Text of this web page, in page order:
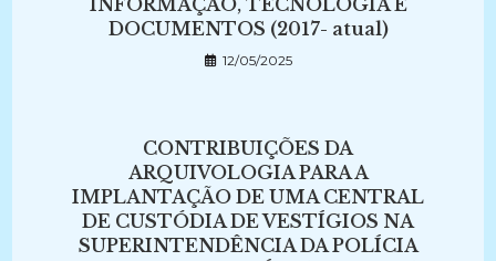
INFORMAÇÃO, TECNOLOGIA E
DOCUMENTOS (2017- atual)
12/05/2025
CONTRIBUIÇÕES DA
ARQUIVOLOGIA PARA A
IMPLANTAÇÃO DE UMA CENTRAL
DE CUSTÓDIA DE VESTÍGIOS NA
SUPERINTENDÊNCIA DA POLÍCIA